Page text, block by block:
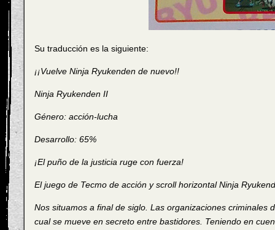
Su traducción es la siguiente:
¡¡Vuelve Ninja Ryukenden de nuevo!!
Ninja Ryukenden II
Género: acción-lucha
Desarrollo: 65%
¡El puño de la justicia ruge con fuerza!
El juego de Tecmo de acción y scroll horizontal Ninja
Nos situamos a final de siglo. Las organizaciones
cual se mueve en secreto entre bastidores. Teniendo en